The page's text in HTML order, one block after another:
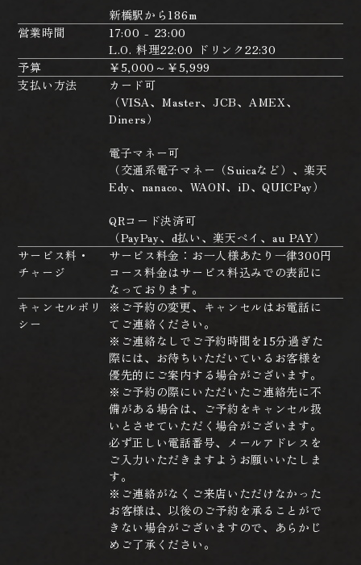
新橋駅から186m
営業時間
17:00 - 23:00
L.O. 料理22:00 ドリンク22:30
予算
￥5,000～￥5,999
支払い方法
カード可
（VISA、Master、JCB、AMEX、
Diners）
電子マネー可
（交通系電子マネー（Suicaなど）、楽天
Edy、nanaco、WAON、iD、QUICPay）
QRコード決済可
（PayPay、d払い、楽天ペイ、au PAY）
サービス料・
チャージ
サービス料金：お一人様あたり一律300円
コース料金はサービス料込みでの表記に
なっております。
キャンセルポリ
シー
※ご予約の変更、キャンセルはお電話に
てご連絡ください。
※ご連絡なしでご予約時間を15分過ぎた
際には、お待ちいただいているお客様を
優先的にご案内する場合がございます。
※ご予約の際にいただいたご連絡先に不
備がある場合は、ご予約をキャンセル扱
いとさせていただく場合がございます。
必ず正しい電話番号、メールアドレスを
ご入力いただきますようお願いいたしま
す。
※ご連絡がなくご来店いただけなかった
お客様は、以後のご予約を承ることがで
きない場合がございますので、あらかじ
めご了承ください。